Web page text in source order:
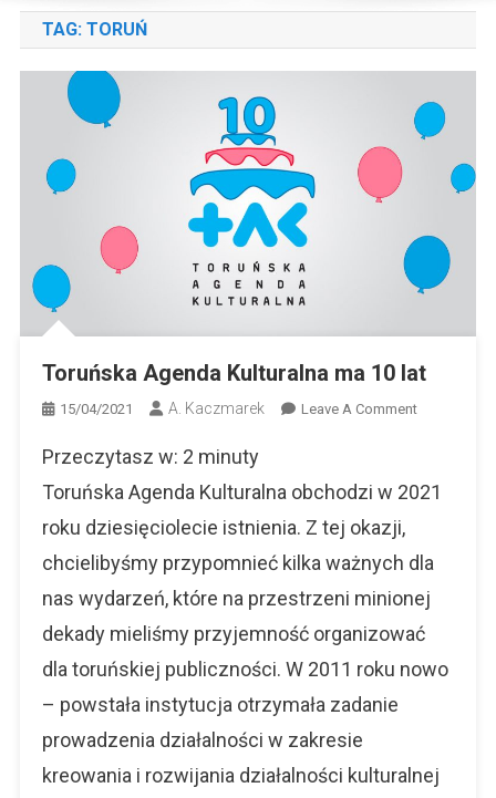
TAG: TORUŃ
Toruńska Agenda Kulturalna ma 10 lat
15/04/2021 A. Kaczmarek Leave A CommentOn
Kulturalna
Lat
Przeczytasz w: 2 minuty
Toruńska Agenda Kulturalna obchodzi w 2021
roku dziesięciolecie istnienia. Z tej okazji,
chcielibyśmy przypomnieć kilka ważnych dla
nas wydarzeń, które na przestrzeni minionej
dekady mieliśmy przyjemność organizować
dla toruńskiej publiczności. W 2011 roku nowo
– powstała instytucja otrzymała zadanie
prowadzenia działalności w zakresie
kreowania i rozwijania działalności kulturalnej